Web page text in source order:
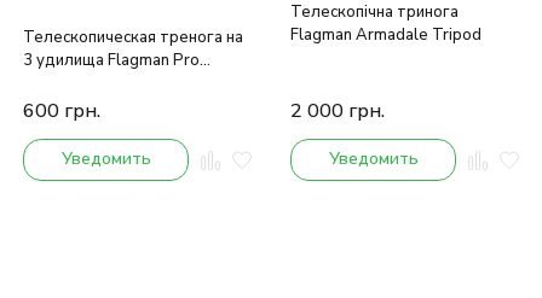
Телескопическая тренога на
3 удилища Flagman Pro
600 грн.
Уведомить
Телескопічна тринога
Flagman Armadale Tripod
2 000 грн.
Уведомить